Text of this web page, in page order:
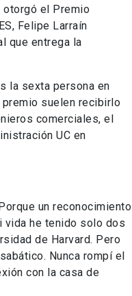
otorgó el Premio
Felipe Larraín
que entrega la
la sexta persona en
suelen recibirlo
comerciales, el
UC en
un reconocimiento
vida he tenido solo dos
de Harvard. Pero
Nunca rompí el
con la casa de